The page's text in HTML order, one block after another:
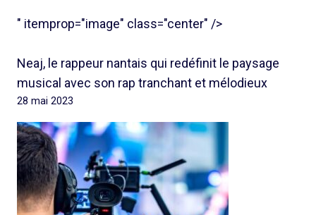
" itemprop="image" class="center" />
Neaj, le rappeur nantais qui redéfinit le paysage
musical avec son rap tranchant et mélodieux
28 mai 2023